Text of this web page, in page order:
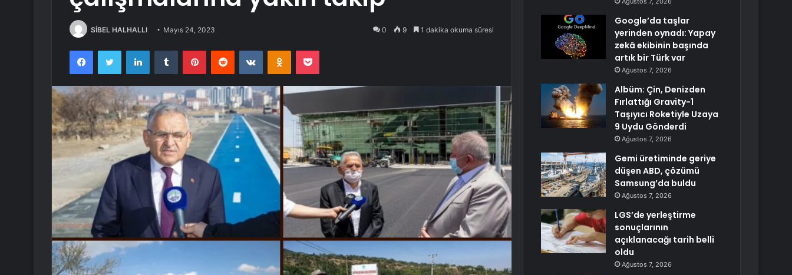
SİBEL HALHALLI Mayıs 24, 2023 0 9 1 dakika okuma süresi
FacebookTwitter LinkedInTumblr PinterestReddit VKontakteOdnoklassniki
Pocket
Google’da taşlar
yerinden oynadı: Yapay
zekâ ekibinin başında
artık bir Türk var
Ağustos 7, 2026
Albüm: Çin, Denizden
Fırlattığı Gravity-1
Taşıyıcı Roketiyle Uzaya
9 Uydu Gönderdi
Ağustos 7, 2026
Gemi üretiminde geriye
düşen ABD, çözümü
Samsung’da buldu
Ağustos 7, 2026
LGS’de yerleştirme
sonuçlarının
açıklanacağı tarih belli
oldu
Ağustos 7, 2026